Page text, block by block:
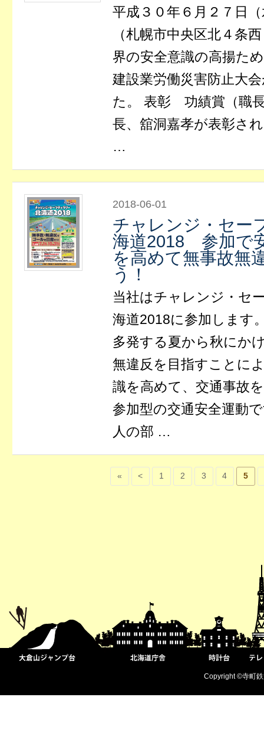
平成３０年６月２７日
（札幌市中央区北４条
界の安全意識の高揚た
建設業労働災害防止大
た。 表彰 功績賞（職
長、舘洞嘉孝が表彰さ
…
2018-06-01
チャレンジ・セー
海道2018 参加で
を高めて無事故無
う！
当社はチャレンジ・セ
海道2018に参加します
多発する夏から秋にか
無違反を目指すことに
識を高めて、交通事故
参加型の交通安全運動
人の部 …
« < 1 2 3 4 5
Copyright ©寺町